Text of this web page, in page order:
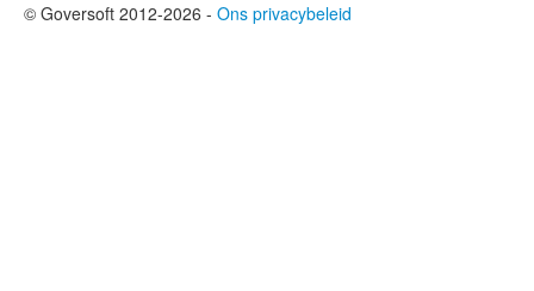
© Goversoft 2012-2026 - Ons privacybeleid